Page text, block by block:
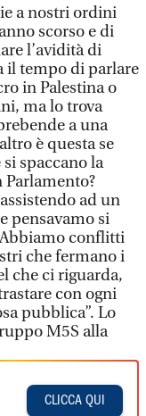
a nostri ordini
scorso e di
l’avidità di
il tempo di parlare
in Palestina o
ma lo trova
a una
è questa se
spaccano la
ad un
pensavamo si
Abbiamo conflitti
che fermano i
che ci riguarda,
con ogni
pubblica”. Lo
M5S alla
CLICCA QUI